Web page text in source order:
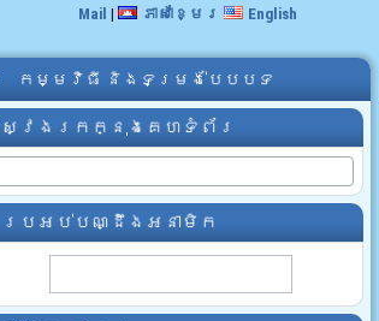
Mail | ភាសាខ្មែរ English
កម្មវិធី និងទម្រង់បែបបទ
ស្វែងរកក្នុងគេហទំព័រ
ប្រអប់បណ្ដឹងអនាមិក